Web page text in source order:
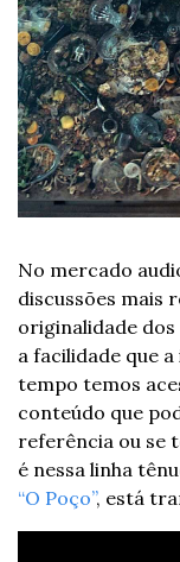
No mercado
discussões mais
originalidade
a facilidade que
tempo temos
conteúdo que
referência ou se
“O Poço”, está